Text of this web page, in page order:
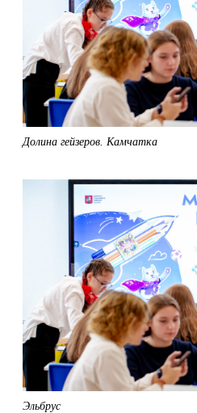
Долина гейзеров. Камчатка
Эльбрус